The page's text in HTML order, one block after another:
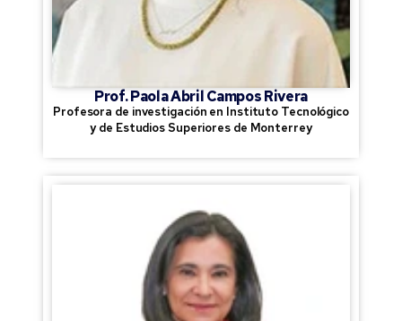
Prof. Paola Abril Campos Rivera
Profesora de investigación en Instituto Tecnológico
y de Estudios Superiores de Monterrey